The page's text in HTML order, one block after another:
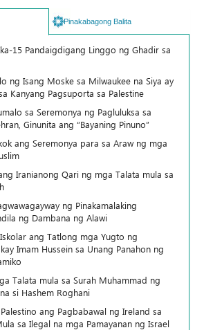
Pinakabagong Balita
15 Pandaigdigang Linggo ng Ghadir sa
ng Isang Moske sa Milwaukee na Siya ay
Kanyang Pagsuporta sa Palestine
sa Seremonya ng Pagluluksa sa
Ginunita ang “Bayaning Pinuno”
ang Seremonya para sa Araw ng mga
Iranianong Qari ng mga Talata mula sa
ng Pinakamalaking
ng Dambana ng Alawi
ang Tatlong mga Yugto ng
Imam Hussein sa Unang Panahon ng
Talata mula sa Surah Muhammad ng
si Hashem Roghani
ang Pagbabawal ng Ireland sa
sa Ilegal na mga Pamayanan ng Israel